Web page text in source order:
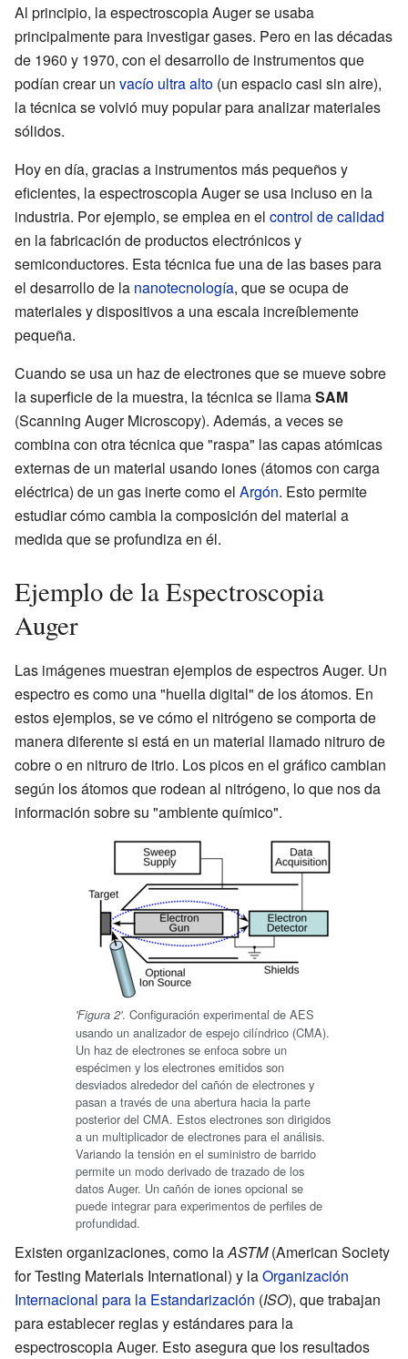
Al principio, la espectroscopia Auger se usaba
principalmente para investigar gases. Pero en las décadas
de 1960 y 1970, con el desarrollo de instrumentos que
podían crear un vacío ultra alto (un espacio casi sin aire),
la técnica se volvió muy popular para analizar materiales
sólidos.
Hoy en día, gracias a instrumentos más pequeños y
eficientes, la espectroscopia Auger se usa incluso en la
industria. Por ejemplo, se emplea en el control de calidad
en la fabricación de productos electrónicos y
semiconductores. Esta técnica fue una de las bases para
el desarrollo de la nanotecnología, que se ocupa de
materiales y dispositivos a una escala increíblemente
pequeña.
Cuando se usa un haz de electrones que se mueve sobre
la superficie de la muestra, la técnica se llamaSAM
(Scanning Auger Microscopy). Además, a veces se
combina con otra técnica que "raspa" las capas atómicas
externas de un material usando iones (átomos con carga
eléctrica) de un gas inerte como el Argón. Esto permite
estudiar cómo cambia la composición del material a
medida que se profundiza en él.
Ejemplo de la Espectroscopia
Auger
Las imágenes muestran ejemplos de espectros Auger. Un
espectro es como una "huella digital" de los átomos. En
estos ejemplos, se ve cómo el nitrógeno se comporta de
manera diferente si está en un material llamado nitruro de
cobre o en nitruro de itrio. Los picos en el gráfico cambian
según los átomos que rodean al nitrógeno, lo que nos da
información sobre su "ambiente químico".
'Figura 2'. Configuración experimental de AES
usando un analizador de espejo cilíndrico (CMA).
Un haz de electrones se enfoca sobre un
espécimen y los electrones emitidos son
desviados alrededor del cañón de electrones y
pasan a través de una abertura hacia la parte
posterior del CMA. Estos electrones son dirigidos
a un multiplicador de electrones para el análisis.
Variando la tensión en el suministro de barrido
permite un modo derivado de trazado de los
datos Auger. Un cañón de iones opcional se
puede integrar para experimentos de perfiles de
profundidad.
Existen organizaciones, como laASTM(American Society
for Testing Materials International) y laOrganización
Internacional para la Estandarización (ISO), que trabajan
para establecer reglas y estándares para la
espectroscopia Auger. Esto asegura que los resultados